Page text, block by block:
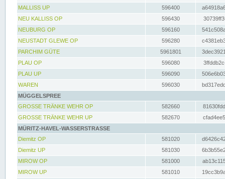
MALLISS UP
596400
NEU KALLISS OP
596430
NEUBURG OP
596160
NEUSTADT GLEWE OP
596280
PARCHIM GÜTE
5961801
PLAU OP
596080
PLAU UP
596090
WAREN
596030
MÜGGELSPREE
GROSSE TRÄNKE WEHR OP
582660
GROSSE TRÄNKE WEHR UP
582670
MÜRITZ-HAVEL-WASSERSTRASSE
Diemitz OP
581020
Diemitz UP
581030
MIROW OP
581000
MIROW UP
581010